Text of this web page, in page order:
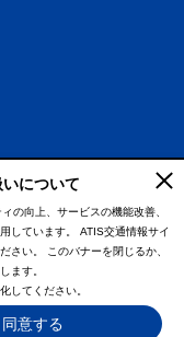
について
の向上、サービスの機能改善、
しています。
ATIS交通情報サイ
さい。
このバナーを閉じるか、
ます。
してください。
同意する